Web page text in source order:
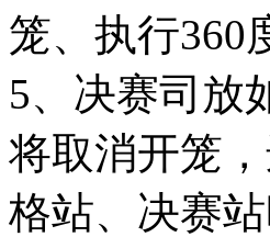
笼、执行360
5、决赛司放
将取消开笼
格站、决赛